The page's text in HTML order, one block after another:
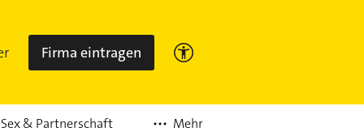
Firma eintragen
Sex & Partnerschaft Mehr